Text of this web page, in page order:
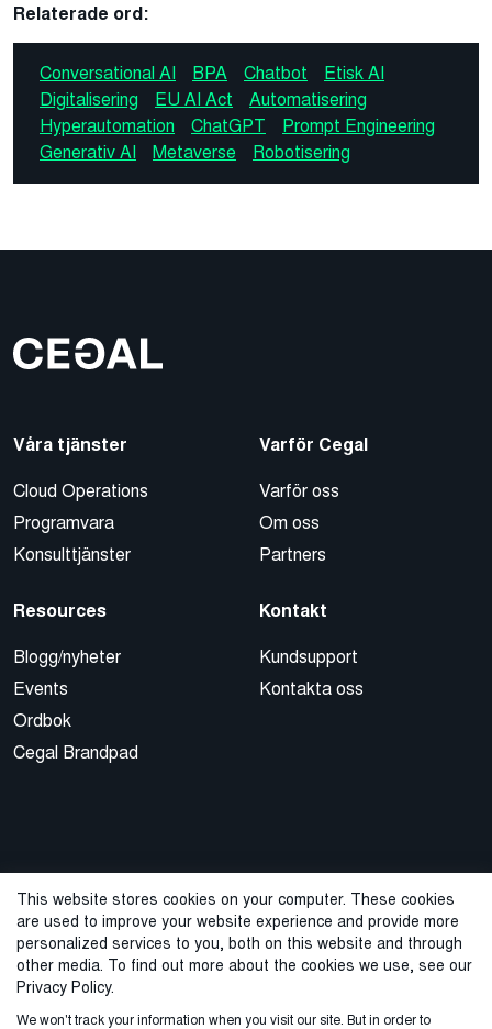
This website stores cookies on your computer. These cookies
are used to improve your website experience and provide more
personalized services to you, both on this website and through
other media. To find out more about the cookies we use, see our
Privacy Policy.
We won't track your information when you visit our site. But in order to
Relaterade ord:
Conversational AI BPA Chatbot
Etisk AI
Digitalisering
EU AI Act
Automatisering
Hyperautomation
ChatGPT
Prompt Engineering
Generativ AI
Metaverse Robotisering
Våra tjänster
Cloud Operations
Programvara
Konsulttjänster
Varför Cegal
Varför oss
Om oss
Partners
Resources
Blogg/nyheter
Events
Ordbok
Cegal Brandpad
Kontakt
Kundsupport
Kontakta oss
© 2026 Cegal
Integritetspolicy